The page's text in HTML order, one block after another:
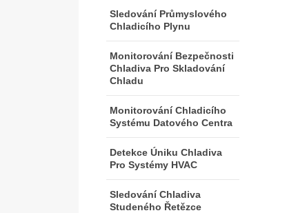
Sledování Průmyslového
Chladicího Plynu
Monitorování Bezpečnosti
Chladiva Pro Skladování
Chladu
Monitorování Chladicího
Systému Datového Centra
Detekce Úniku Chladiva
Pro Systémy HVAC
Sledování Chladiva
Studeného Řetězce